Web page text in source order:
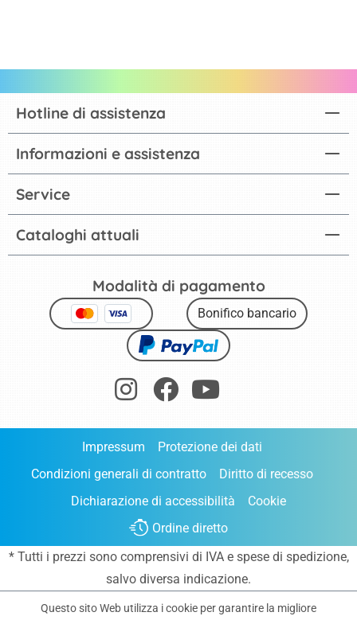
Cataloghi attuali
Hotline di assistenza
Informazioni e assistenza
Service
Modalità di pagamento
Bonifico bancario
Impressum
Protezione dei dati
Condizioni generali di contratto
Diritto di recesso
Dichiarazione di accessibilità
Cookie
Ordine diretto
* Tutti i prezzi sono comprensivi di IVA e spese di spedizione,
salvo diversa indicazione.
Questo sito Web utilizza i cookie per garantire la migliore